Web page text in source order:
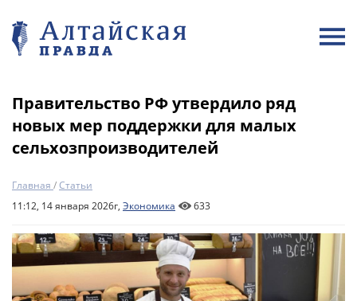
Правительство РФ утвердило ряд
новых мер поддержки для малых
сельхозпроизводителей
Главная /Статьи
11:12, 14 января 2026г, Экономика 633